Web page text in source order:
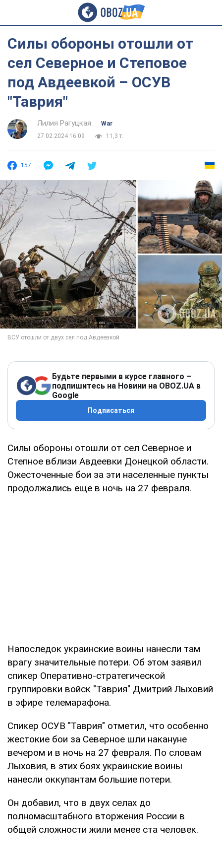
Силы обороны отошли от
сел Северное и Степовое
под Авдеевкой – ОСУВ
"Таврия"
Лилия Рагуцкая
War
27.02.2024 16:09
11,3 т.
157
Будьте первыми в курсе главного –
подпишитесь на Новини на OBOZ.UA в
Google
Подписаться
Силы обороны отошли от сел Северное и
Степное вблизи Авдеевки Донецкой области.
Ожесточенные бои за эти населенные пункты
продолжались еще в ночь на 27 февраля.
Напоследок украинские воины нанесли там
врагу значительные потери. Об этом заявил
спикер Оперативно-стратегической
группировки войск "Таврия" Дмитрий Лыховий
в эфире телемарафона.
Спикер ОСУВ "Таврия" отметил, что особенно
жестокие бои за Северное шли накануне
вечером и в ночь на 27 февраля. По словам
Лыховия, в этих боях украинские воины
нанесли оккупантам большие потери.
Он добавил, что в двух селах до
полномасштабного вторжения России в
общей сложности жили менее ста человек.